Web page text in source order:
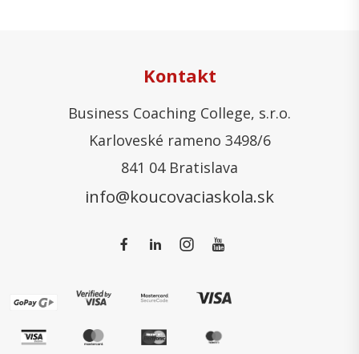
Kontakt
Business Coaching College, s.r.o.
Karloveské rameno 3498/6
841 04 Bratislava
info@koucovaciaskola.sk